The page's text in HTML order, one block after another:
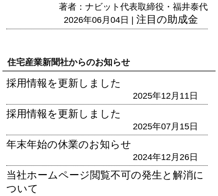
著者：ナビット代表取締役・福井泰代
2026年06月04日 | 注目の助成金
住宅産業新聞社からのお知らせ
採用情報を更新しました
2025年12月11日
採用情報を更新しました
2025年07月15日
年末年始の休業のお知らせ
2024年12月26日
当社ホームページ閲覧不可の発生と解消に
ついて